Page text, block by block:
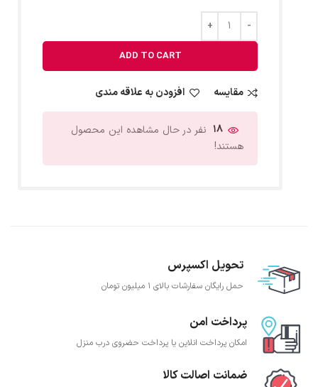
ADD TO CART
مقایسه افزودن به علاقه مندی
18 نفر در حال مشاهده این محصول
هستند!
تحویل اکسپرس
حمل رایگان سفارشات بالای 1 میلیون تومان
پرداخت امن
امکان پرداخت انلاین یا پرداخت حضروی درب منزل
ضمانت اصالت کالا